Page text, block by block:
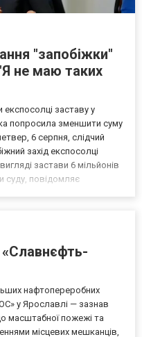
"запобіжки"
не маю таких
заставу у
попросила зменшити суму
6 серпня, слідчий
захід експосолці
застави 6 мільйонів
суду, повідомляє
нафтопереробних
у Ярославлі — зазнав
масштабної пожежі та
місцевих мешканців,